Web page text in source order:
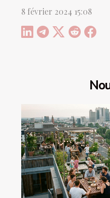
8 février 2024 15:08